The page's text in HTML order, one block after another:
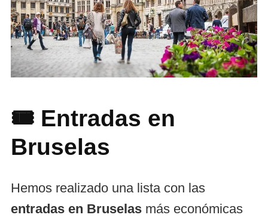
🎟️ Entradas en
Bruselas
Hemos realizado una lista con las
entradas en Bruselas más económicas